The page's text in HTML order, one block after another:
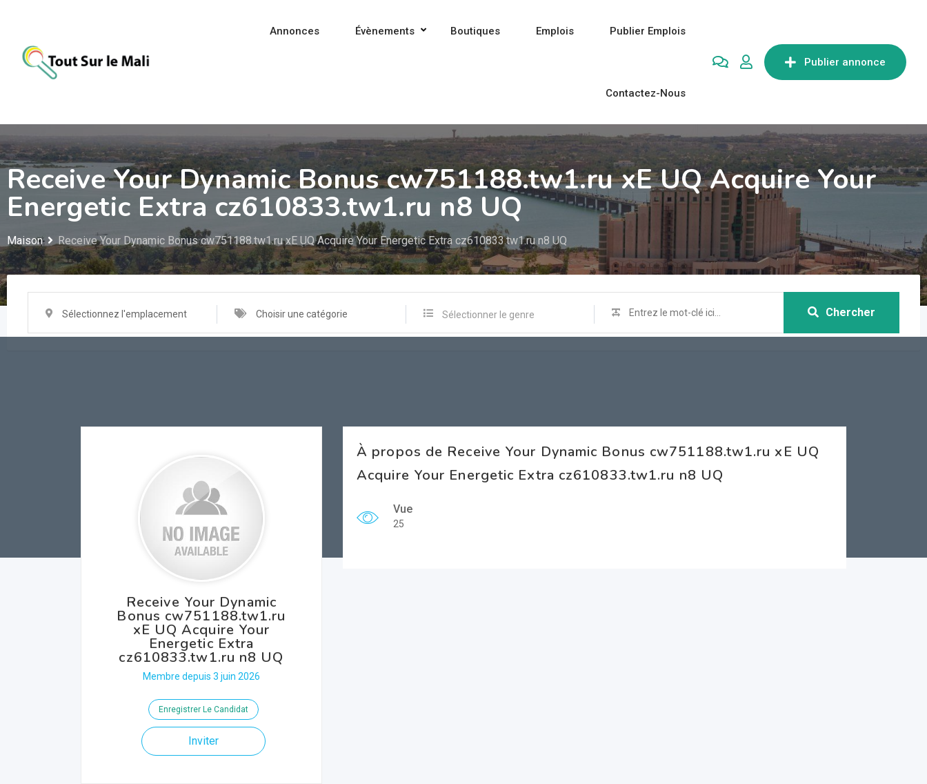
contenu
Publier annonce
Annonces Évènements Boutiques Emplois Publier Emplois
Contactez-Nous
Receive Your Dynamic Bonus cw751188.tw1.ru xE UQ Acquire Your
Energetic Extra cz610833.tw1.ru n8 UQ
Maison Receive Your Dynamic Bonus cw751188.tw1.ru xE UQ Acquire Your Energetic Extra cz610833.tw1.ru n8 UQ
Sélectionnez l'emplacement Choisir une catégorie Sélectionner le genre Chercher
Receive Your Dynamic
Bonus cw751188.tw1.ru
xE UQ Acquire Your
Energetic Extra
cz610833.tw1.ru n8 UQ
Membre depuis 3 juin 2026
Enregistrer Le Candidat
Inviter
À propos de Receive Your Dynamic Bonus cw751188.tw1.ru xE UQ
Acquire Your Energetic Extra cz610833.tw1.ru n8 UQ
Vue
25